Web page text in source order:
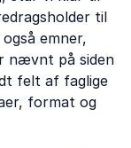
til
emner,
nævnt på siden
felt af faglige
format og